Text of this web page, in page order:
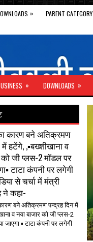
» PARENT CATEGORY
» DOWNLOADS »
कारण बने अतिक्रमण
में हटेंगे, ,▪️बख्शीखाना व
को जी प्लस-2 मॉडल पर
टाटा कंपनी पर लगेगी
से चर्चा में मंत्री
ने कहा-
बने अतिक्रमण पन्द्रह दिन में
व नया बाजार को जी प्लस-2
जाएगा ▪️ टाटा कंपनी पर लगेगी